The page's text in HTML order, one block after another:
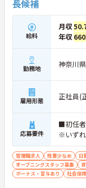
長候補
給料
月収
年収
勤務地 神奈川
雇用形態 正社員(
応募要件
■初任
※いず
管理職求人 残業少なめ 日
オープニングスタッフ募集
ボーナス・賞与あり
社会保